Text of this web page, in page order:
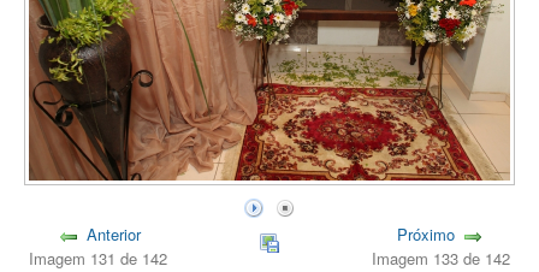
Anterior
Imagem 131 de 142
Próximo
Imagem 133 de 142